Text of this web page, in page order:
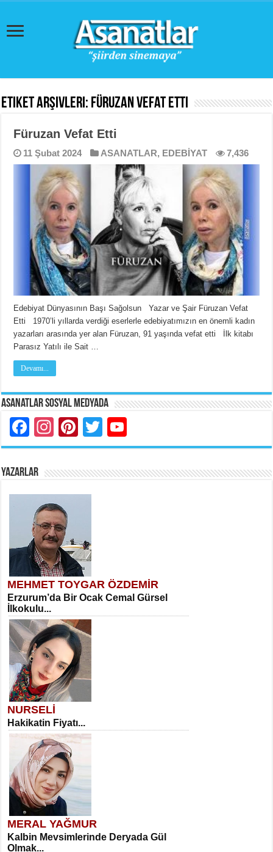
Etiket Arşivleri: Füruzan Vefat Etti
Füruzan Vefat Etti
11 Şubat 2024 ASANATLAR, EDEBİYAT 7,436
Edebiyat Dünyasının Başı Sağolsun Yazar ve Şair Füruzan Vefat
Etti 1970’li yıllarda verdiği eserlerle edebiyatımızın en önemli kadın
yazarları arasında yer alan Füruzan, 91 yaşında vefat etti İlk kitabı
Parasız Yatılı ile Sait …
Devamı...
Asanatlar Sosyal Medyada
Facebook
Instagram
Pinterest
Twitter
YAZARLAR
MEHMET TOYGAR ÖZDEMİR
Erzurum’da Bir Ocak Cemal Gürsel
İlkokulu...
NURSELİ
Hakikatin Fiyatı...
MERAL YAĞMUR
Kalbin Mevsimlerinde Deryada Gül
Olmak...